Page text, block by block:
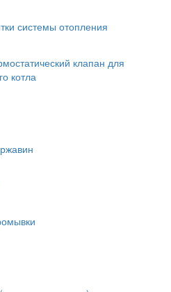
системы отопления
клапан для
котла